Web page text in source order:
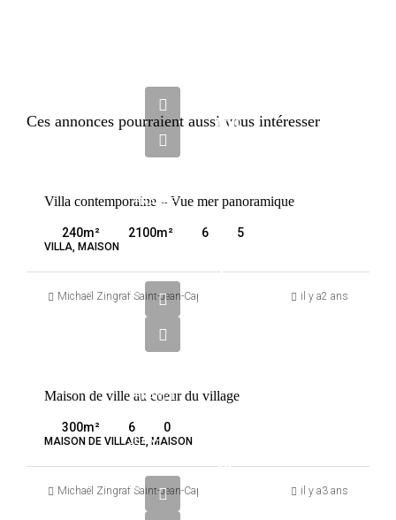
Ces annonces pourraient aussi vous intéresser
FRANCE
FERRAT
000
Villa contemporaine – Vue mer panoramique
240m² 2100m² 6 5
VILLA, MAISON
Michaël Zingraf Saint-Jean-Cap-Ferrat il y a2 ans
FRANCE
JEAN-
FERRAT
2
Maison de ville au coeur du village
300m² 6 0
MAISON DE VILLAGE, MAISON
Michaël Zingraf Saint-Jean-Cap-Ferrat il y a3 ans
18